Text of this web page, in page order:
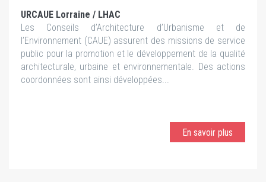
URCAUE Lorraine / LHAC
Les Conseils d’Architecture d’Urbanisme et de
l’Environnement (CAUE) assurent des missions de service
public pour la promotion et le développement de la qualité
architecturale, urbaine et environnementale. Des actions
coordonnées sont ainsi développées...
En savoir plus